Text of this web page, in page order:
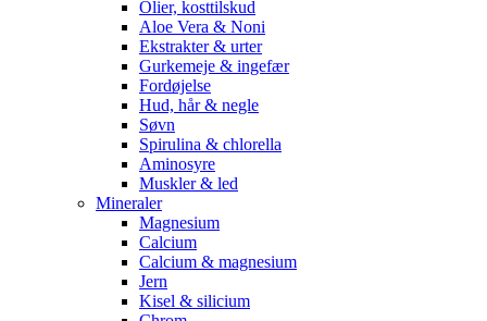
Olier, kosttilskud
Aloe Vera & Noni
Ekstrakter & urter
Gurkemeje & ingefær
Fordøjelse
Hud, hår & negle
Søvn
Spirulina & chlorella
Aminosyre
Muskler & led
Mineraler
Magnesium
Calcium
Calcium & magnesium
Jern
Kisel & silicium